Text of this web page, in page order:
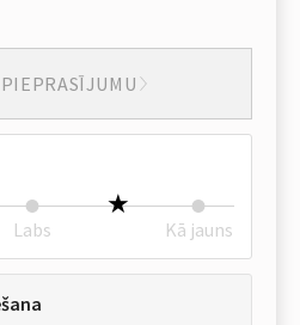
Labs Kā jauns